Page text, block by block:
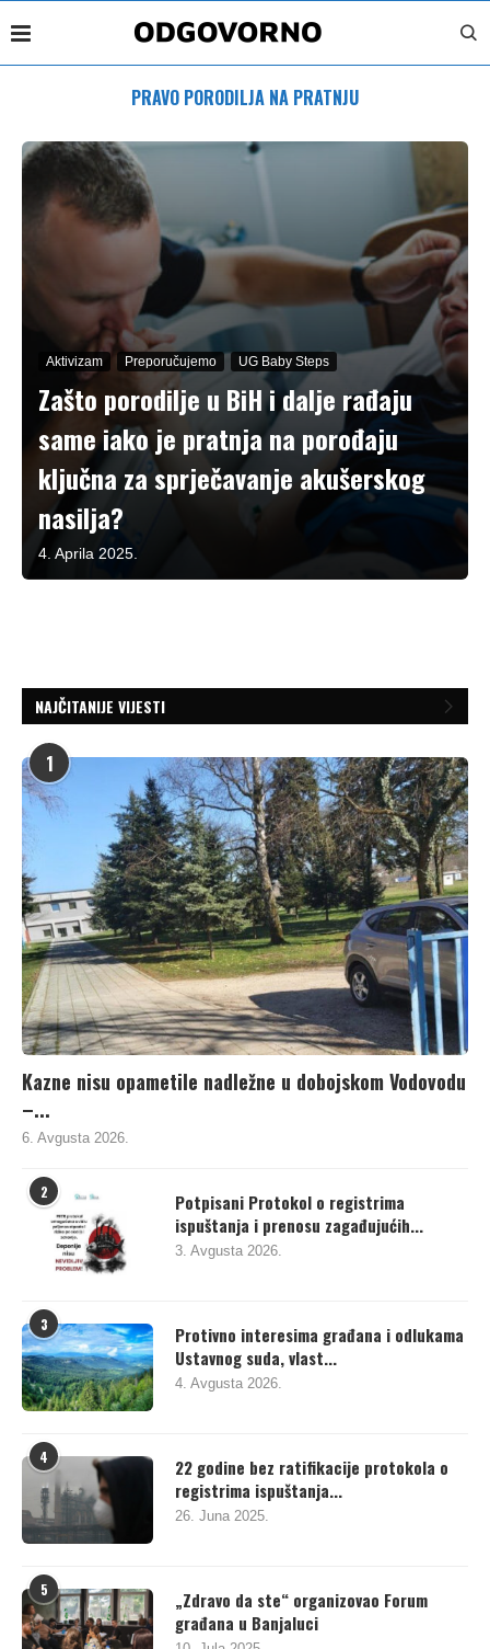
PRAVO PORODILJA NA PRATNJU
Aktivizam Preporučujemo UG Baby Steps
Zašto porodilje u BiH i dalje rađaju
same iako je pratnja na porođaju
ključna za sprječavanje akušerskog
nasilja?
4. Aprila 2025.
NAJČITANIJE VIJESTI
1
Kazne nisu opametile nadležne u dobojskom Vodovodu
–...
6. Avgusta 2026.
2
Potpisani Protokol o registrima
ispuštanja i prenosu zagađujućih...
3. Avgusta 2026.
3
Protivno interesima građana i odlukama
Ustavnog suda, vlast...
4. Avgusta 2026.
4
22 godine bez ratifikacije protokola o
registrima ispuštanja...
26. Juna 2025.
5
„Zdravo da ste“ organizovao Forum
građana u Banjaluci